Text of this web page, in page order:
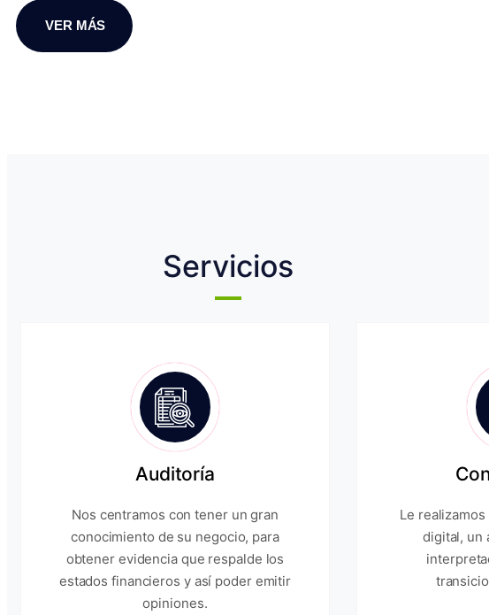
VER MÁS
Servicios
Auditoría
Nos centramos con tener un gran
conocimiento de su negocio, para
obtener evidencia que respalde los
estados financieros y así poder emitir
opiniones.
Le
digital, un